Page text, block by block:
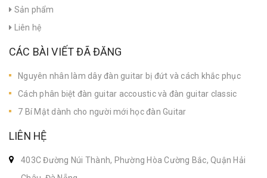
Sản phẩm
Liên hệ
CÁC BÀI VIẾT ĐÃ ĐĂNG
Nguyên nhân làm dây đàn guitar bị đứt và cách khắc phục
Cách phân biệt đàn guitar accoustic và đàn guitar classic
7 Bí Mật dành cho người mới học đàn Guitar
LIÊN HỆ
403C Đường Núi Thành, Phường Hòa Cường Bắc, Quận Hải